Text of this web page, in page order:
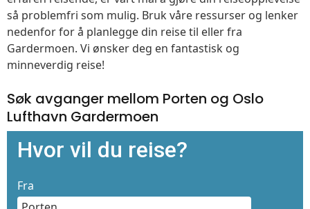
så problemfri som mulig. Bruk våre ressurser og lenker
nedenfor for å planlegge din reise til eller fra
Gardermoen. Vi ønsker deg en fantastisk og
minneverdig reise!
Søk avganger mellom Porten og Oslo
Lufthavn Gardermoen
Hvor vil du reise?
Fra